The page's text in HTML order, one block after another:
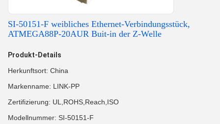
SI-50151-F weibliches Ethernet-Verbindungsstück,
ATMEGA88P-20AUR Buit-in der Z-Welle
Produkt-Details
Herkunftsort: China
Markenname: LINK-PP
Zertifizierung: UL,ROHS,Reach,ISO
Modellnummer: SI-50151-F